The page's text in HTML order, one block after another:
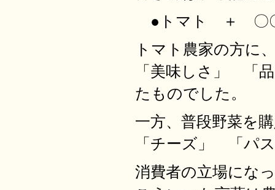
●トマト ＋ 〇
トマト農家の方に
「美味しさ」 「
たものでした。
一方、普段野菜を
「チーズ」 「パ
消費者の立場にな